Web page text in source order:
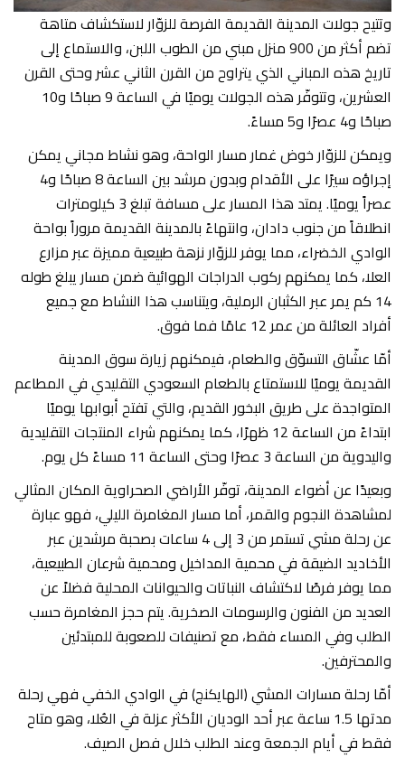
وتتيح جولات المدينة القديمة الفرصة للزوّار لاستكشاف متاهة
تضم أكثر من 900 منزل مبني من الطوب اللبن، والاستماع إلى
تاريخ هذه المباني الذي يتراوح من القرن الثاني عشر وحتى القرن
العشرين، وتتوفّر هذه الجولات يوميًا في الساعة 9 صباحًا و10
صباحًا و4 عصرًا و5 مساءً.
ويمكن للزوّار خوض غمار مسار الواحة، وهو نشاط مجاني يمكن
إجراؤه سيرًا على الأقدام وبدون مرشد بين الساعة 8 صباحًا و4
عصراً يوميًا. يمتد هذا المسار على مسافة تبلغ 3 كيلومترات
انطلاقاً من جنوب دادان، وانتهاءً بالمدينة القديمة مروراً بواحة
الوادي الخضراء، مما يوفر للزوّار نزهة طبيعية مميزة عبر مزارع
العلا، كما يمكنهم ركوب الدراجات الهوائية ضمن مسار يبلغ طوله
14 كم يمر عبر الكثبان الرملية، ويتناسب هذا النشاط مع جميع
أفراد العائلة من عمر 12 عامًا فما فوق.
أمّا عشّاق التسوّق والطعام، فيمكنهم زيارة سوق المدينة
القديمة يوميًا للاستمتاع بالطعام السعودي التقليدي في المطاعم
المتواجدة على طريق البخور القديم، والتي تفتح أبوابها يوميًا
ابتداءً من الساعة 12 ظهرًا، كما يمكنهم شراء المنتجات التقليدية
واليدوية من الساعة 3 عصرًا وحتى الساعة 11 مساءً كل يوم.
وبعيدًا عن أضواء المدينة، توفّر الأراضي الصحراوية المكان المثالي
لمشاهدة النجوم والقمر، أما مسار المغامرة الليلي، فهو عبارة
عن رحلة مشي تستمر من 3 إلى 4 ساعات بصحبة مرشدين عبر
الأخاديد الضيقة في محمية المداخيل ومحمية شرعان الطبيعية،
مما يوفر فرصًا لاكتشاف النباتات والحيوانات المحلية فضلاً عن
العديد من الفنون والرسومات الصخرية. يتم حجز المغامرة حسب
الطلب وفي المساء فقط، مع تصنيفات للصعوبة للمبتدئين
والمحترفين.
أمّا رحلة مسارات المشي (الهايكنج) في الوادي الخفي فهي رحلة
مدتها 1.5 ساعة عبر أحد الوديان الأكثر عزلة في العُلا، وهو متاح
فقط في أيام الجمعة وعند الطلب خلال فصل الصيف.